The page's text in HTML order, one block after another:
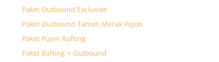
Paket Outbound Exclusive
Paket Outbound Taman Merak Pujon
Paket Pujon Rafting
Paket Rafting + Outbound